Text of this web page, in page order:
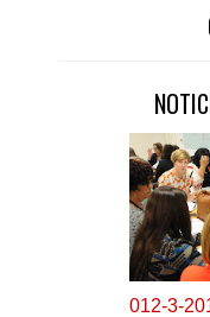
012-3-